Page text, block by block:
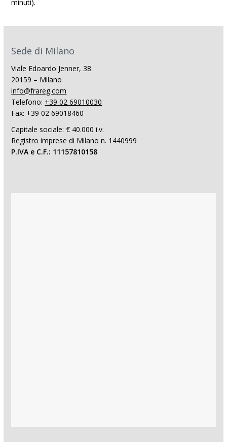
minuti).
Sede di Milano
Viale Edoardo Jenner, 38
20159 – Milano
info@frareg.com
Telefono: +39 02 69010030
Fax: +39 02 69018460
Capitale sociale: € 40.000 i.v.
Registro imprese di Milano n. 1440999
P.IVA e C.F.: 11157810158